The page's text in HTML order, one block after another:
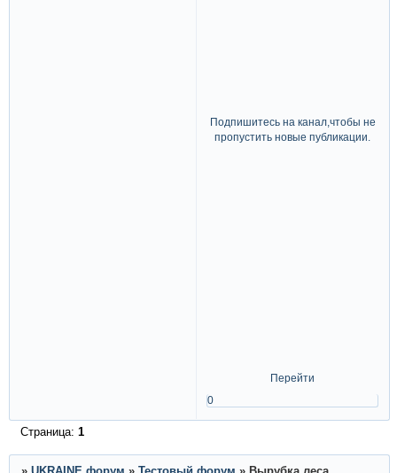
Подпишитесь на канал,чтобы не
пропустить новые публикации.
Перейти
0
Страница: 1